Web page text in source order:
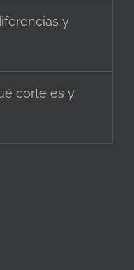
y
corte es y